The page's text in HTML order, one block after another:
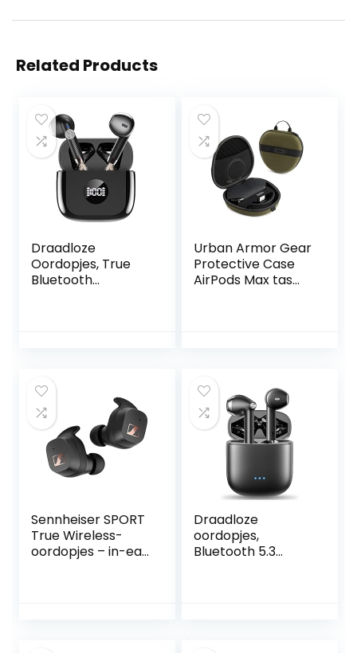
Related Products
Draadloze
Oordopjes, True
Bluetooth
Urban Armor Gear
Protective Case
AirPods Max tas
Sennheiser SPORT
True Wireless-
oordopjes – in-ear
Draadloze
oordopjes,
Bluetooth 5.3